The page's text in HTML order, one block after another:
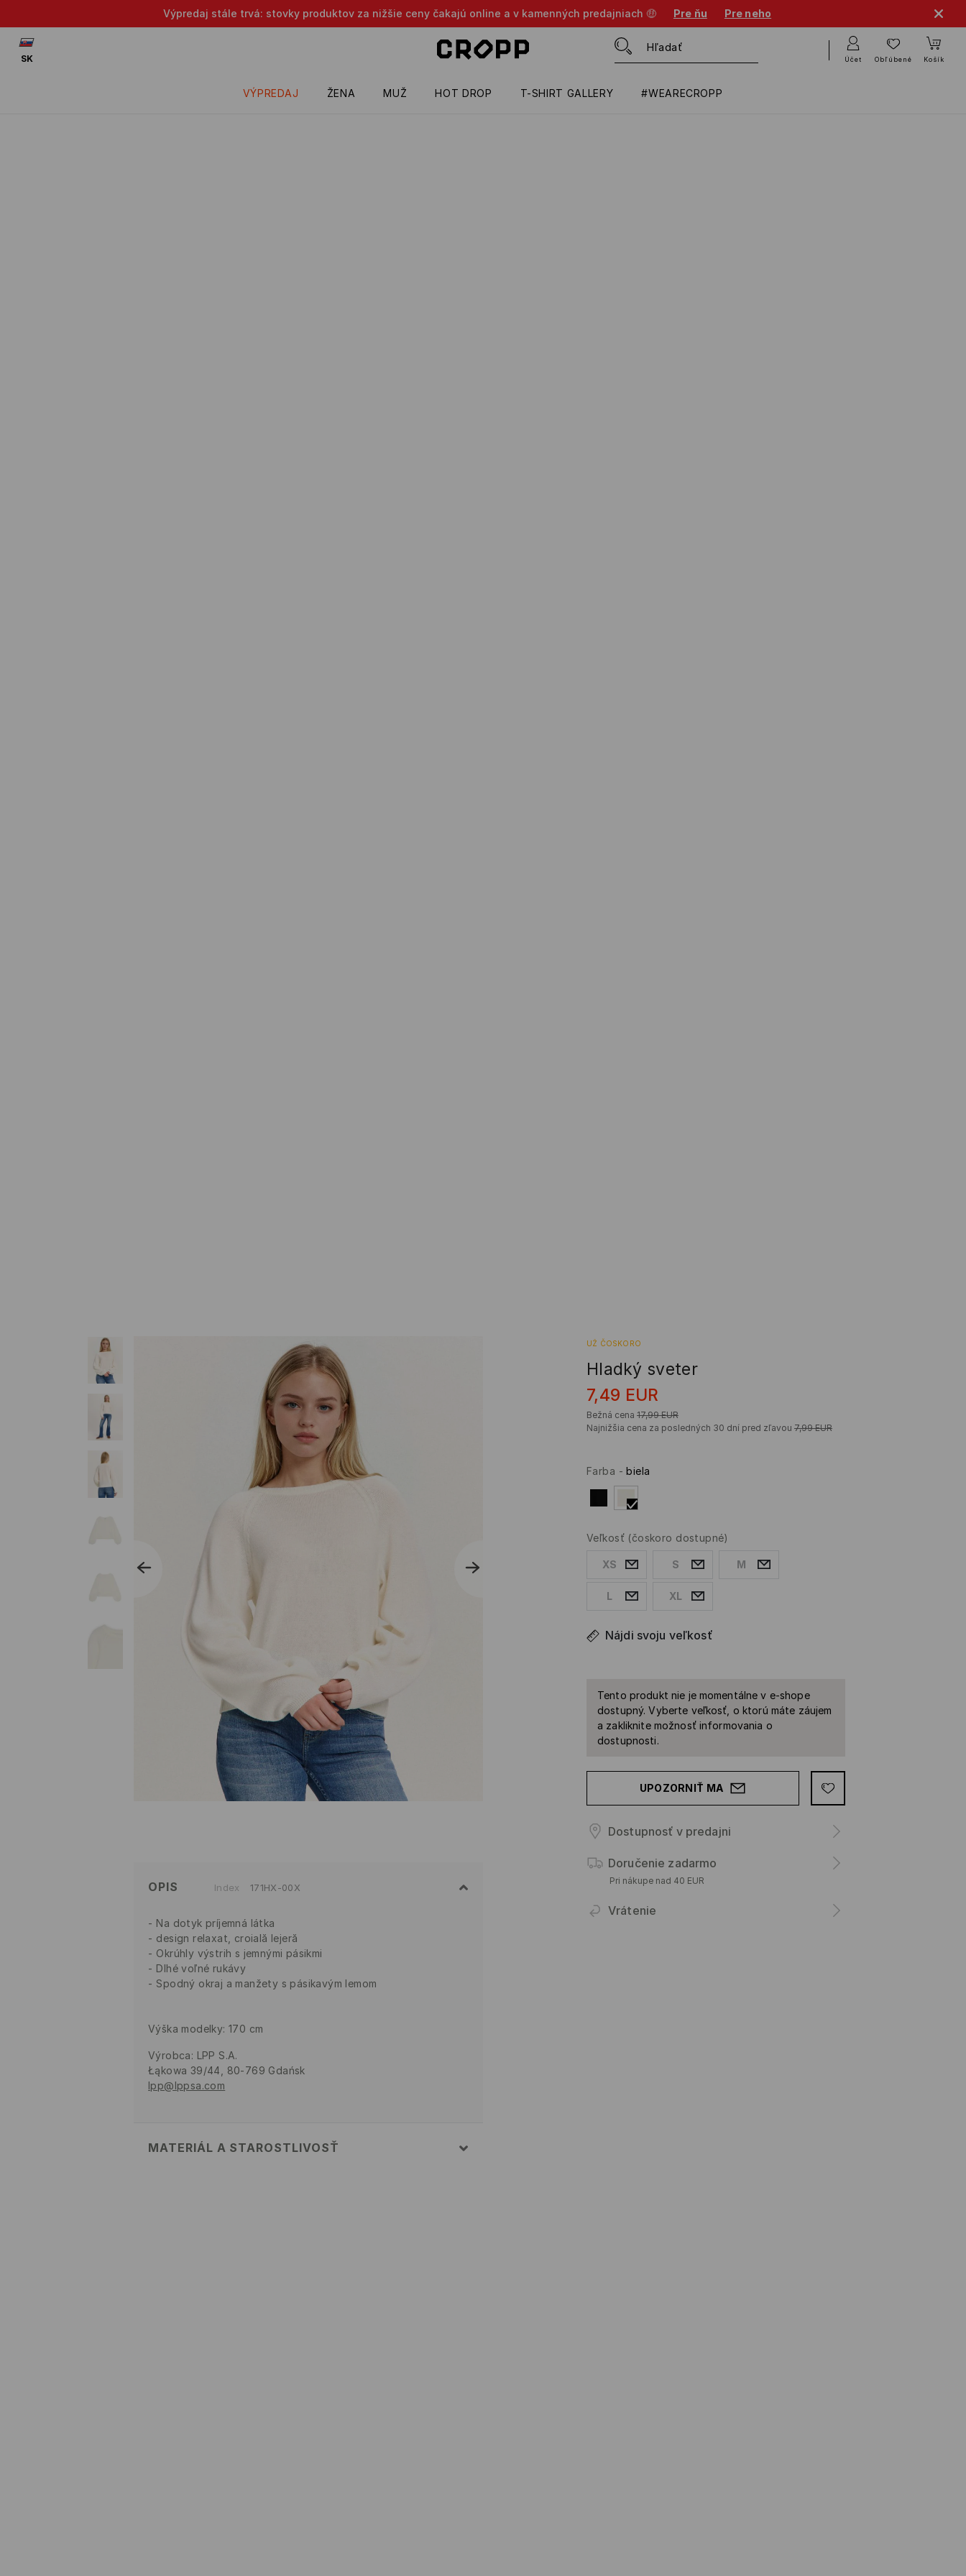
Výpredaj stále trvá: stovky produktov za nižšie ceny čakajú online a v kamenných predajniach 🤑 Pre ňu Pre neho
VÝPREDAJ ŽENA MUŽ HOT DROP T-SHIRT GALLERY #WEARECROPP
SK Účet Obľúbené Košík
UŽ ČOSKORO
Hladký sveter
7,49 EUR
Bežná cena 17,99 EUR
Najnižšia cena za posledných 30 dní pred zľavou 7,99 EUR
Farba -biela
Veľkosť (čoskoro dostupné)
XS S M
L XL
Nájdi svoju veľkosť
Tento produkt nie je momentálne v e-shope
dostupný. Vyberte veľkosť, o ktorú máte záujem
a zakliknite možnosť informovania o
dostupnosti.
UPOZORNIŤ MA
Dostupnosť v predajni
Doručenie zadarmo
Pri nákupe nad 40 EUR
Vrátenie
OPIS Index 171HX-00X
Na dotyk príjemná látka
design relaxat, croială lejeră
Okrúhly výstrih s jemnými pásikmi
Dlhé voľné rukávy
Spodný okraj a manžety s pásikavým lemom
Výška modelky: 170 cm
Výrobca: LPP S.A.
Łąkowa 39/44, 80-769 Gdańsk
lpp@lppsa.com
MATERIÁL A STAROSTLIVOSŤ